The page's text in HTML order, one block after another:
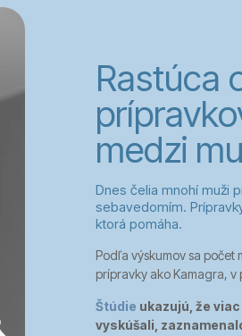
Rastúca
medzi
Dnes čelia mnohí muži
sebavedomím.
ktorá pomáha.
Podľa výskumov sa počet
prípravky ako Kamagra,
Štúdie ukazujú, že
vyskúšali,